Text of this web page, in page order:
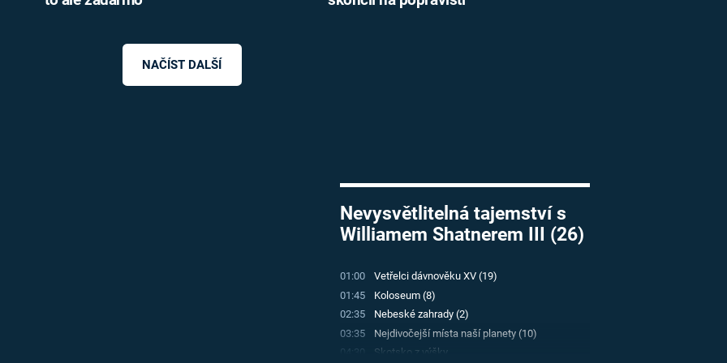
NAČÍST DALŠÍ
Nevysvětlitelná tajemství s
Williamem Shatnerem III (26)
01:00
Vetřelci dávnověku XV (19)
01:45
Koloseum (8)
02:35
Nebeské zahrady (2)
03:35
Nejdivočejší místa naší planety (10)
04:30
Skotsko z výšky